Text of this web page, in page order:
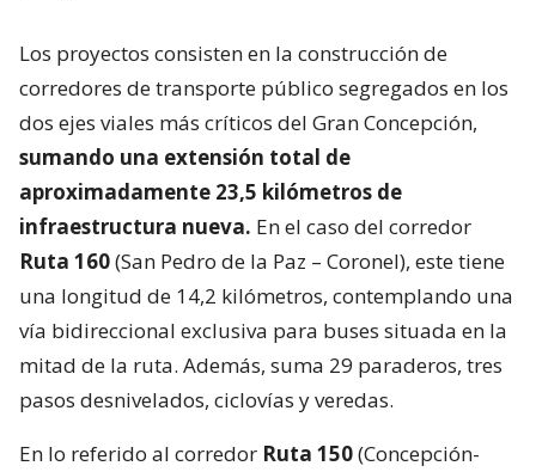
Los proyectos consisten en la construcción de
corredores de transporte público segregados en los
dos ejes viales más críticos del Gran Concepción,
sumando una extensión total de
aproximadamente 23,5 kilómetros de
infraestructura nueva. En el caso del corredor
Ruta 160(San Pedro de la Paz – Coronel), este tiene
una longitud de 14,2 kilómetros, contemplando una
vía bidireccional exclusiva para buses situada en la
mitad de la ruta. Además, suma 29 paraderos, tres
pasos desnivelados, ciclovías y veredas.
En lo referido al corredor Ruta 150(Concepción-